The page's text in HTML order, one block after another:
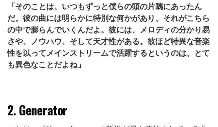
「そのことは、いつもずっと僕らの頭の片隅にあったん
だ。彼の曲には明らかに特別な何かがあり、それがこちら
の中で膨らんでいくんだよ。彼には、メロディの分かり易
さや、ノウハウ、そして天才性がある。彼ほど特異な音楽
性を以ってメインストリームで活躍するというのは、とて
も異色なことだよね」
2.Generator